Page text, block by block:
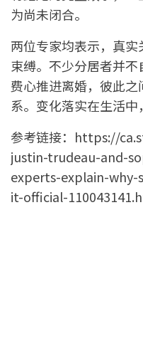
为尚未闭合。
两位专家均表示，真
束缚。不少分居者并
费心推进离婚，彼此
系。变化落实在生活中
参考链接： https://
justin-trudeau-and-
experts-explain-why-
it-official-